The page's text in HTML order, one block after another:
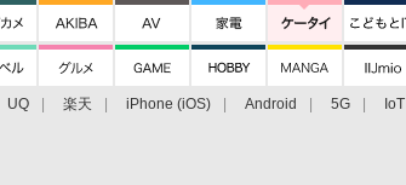
UQ 楽天 iPhone (iOS) Android 5G IoT